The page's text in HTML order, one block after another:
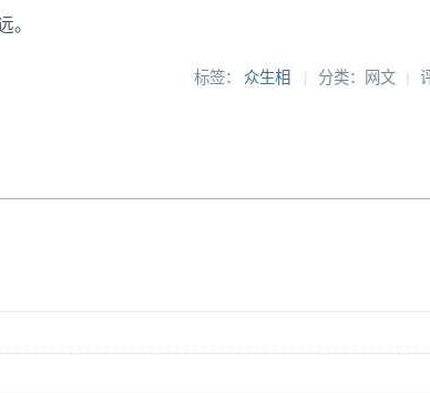
。
标签： 众生相 | 分类：网文|